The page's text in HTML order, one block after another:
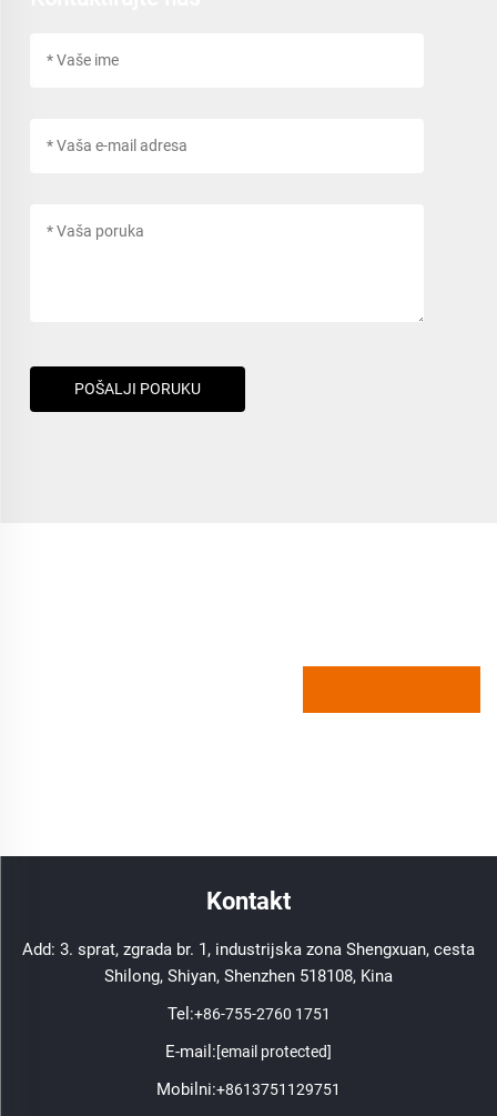
POŠALJI PORUKU
Kontakt
Add: 3. sprat, zgrada br. 1, industrijska zona Shengxuan, cesta
Shilong, Shiyan, Shenzhen 518108, Kina
Tel:+86-755-2760 1751
E-mail:[email protected]
Mobilni:+8613751129751